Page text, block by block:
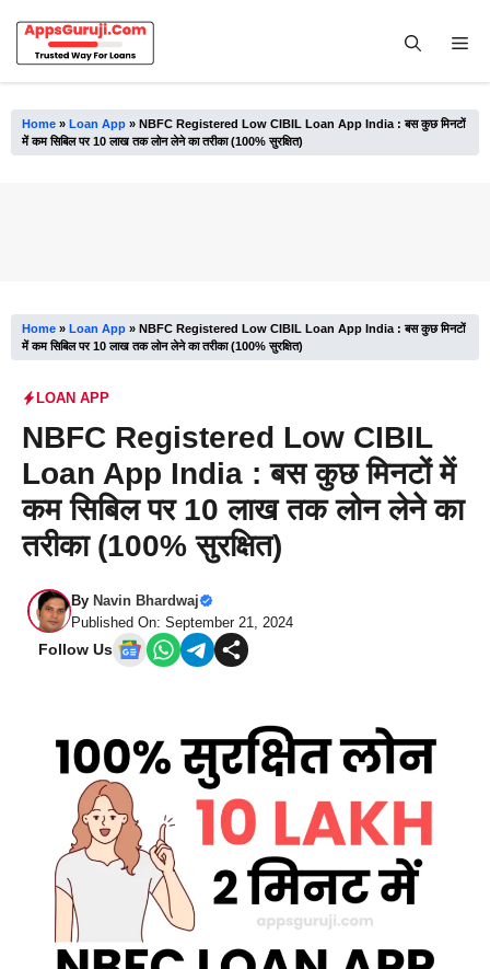
content
Home » Loan App » NBFC Registered Low CIBIL Loan App India : बस कुछ मिनटों
में कम सिबिल पर 10 लाख तक लोन लेने का तरीका (100% सुरक्षित)
Home » Loan App » NBFC Registered Low CIBIL Loan App India : बस कुछ मिनटों
में कम सिबिल पर 10 लाख तक लोन लेने का तरीका (100% सुरक्षित)
LOAN APP
NBFC Registered Low CIBIL
Loan App India : बस कुछ मिनटों में
कम सिबिल पर 10 लाख तक लोन लेने का
तरीका (100% सुरक्षित)
By Navin Bhardwaj
Published On: September 21, 2024
Follow Us